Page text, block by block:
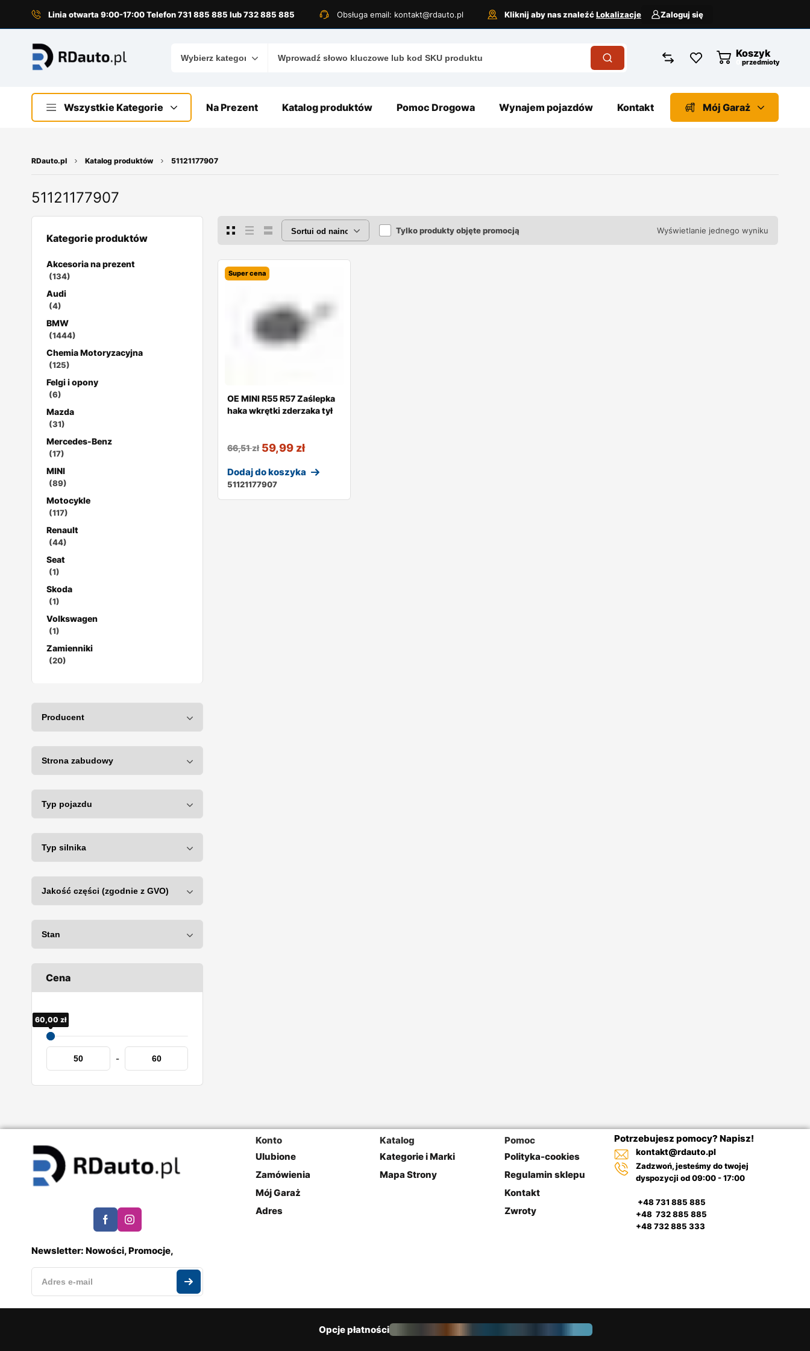
Linia otwarta 9:00-17:00 Telefon 731 885 885 lub 732 885 885 Obsługa email: kontakt@rdauto.pl Kliknij aby nas znaleźćLokalizacje Zaloguj się
Koszyk
przedmioty
Wszystkie Kategorie Na Prezent Katalog produktów Pomoc Drogowa Wynajem pojazdów Kontakt Mój Garaż
RDauto.pl Katalog produktów 51121177907
51121177907
Kategorie produktów
Akcesoria na prezent
(134)
Audi
(4)
BMW
(1444)
Chemia Motoryzacyjna
(125)
Felgi i opony
(6)
Mazda
(31)
Mercedes-Benz
(17)
MINI
(89)
Motocykle
(117)
Renault
(44)
Seat
(1)
Skoda
(1)
Volkswagen
(1)
Zamienniki
(20)
Cena
50,00 zł
60,00 zł
-
Tylko produkty objęte promocją Wyświetlanie jednego wyniku
Super cena
OE MINI R55 R57 Zaślepka
haka wkrętki zderzaka tył
66,51zł 59,99 zł
Dodaj do koszyka
51121177907
Newsletter: Nowości, Promocje,
Konto
Ulubione
Zamówienia
Mój Garaż
Adres
Katalog
Kategorie i Marki
Mapa Strony
Pomoc
Polityka-cookies
Regulamin sklepu
Kontakt
Zwroty
Potrzebujesz pomocy? Napisz!
kontakt@rdauto.pl
Zadzwoń, jesteśmy do twojej
dyspozycji od 09:00 - 17:00
+48 731 885 885
+48 732 885 885
+48 732 885 333
Opcje płatności